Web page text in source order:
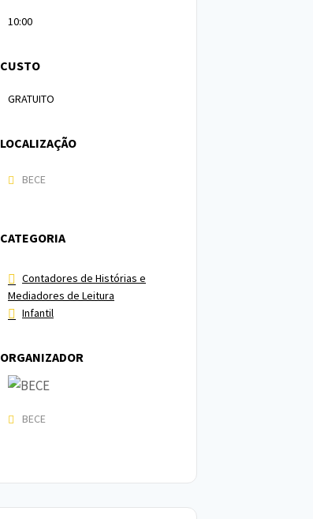
10:00
CUSTO
GRATUITO
LOCALIZAÇÃO
BECE
CATEGORIA
Contadores de Histórias e
Mediadores de Leitura
Infantil
ORGANIZADOR
BECE